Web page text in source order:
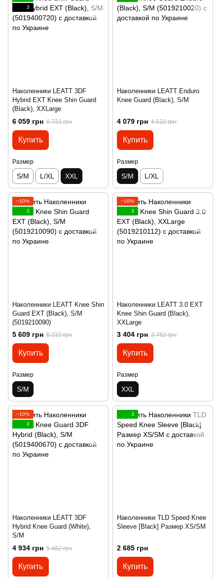
3
Наколенники LEATT 3DF
Hybrid EXT Knee Shin Guard
(Black), XXLarge
6 059 грн 6 732 грн
Купить
Размер
S/M L/XL XXL
Наколенники LEATT Enduro
Knee Guard (Black), S/M
4 079 грн 4 532 грн
Купить
Размер
S/M L/XL
−10%
3
Наколенники LEATT Knee Shin
Guard EXT (Black), S/M
(5019210090)
5 609 грн 6 232 грн
Купить
Размер
S/M
−10%
3
Наколенники LEATT 3.0 EXT
Knee Shin Guard (Black),
XXLarge
3 404 грн 3 782 грн
Купить
Размер
XXL
−10%
3
Наколенники LEATT 3DF
Hybrid Knee Guard (White),
S/M
4 934 грн 5 482 грн
Купить
3
Наколенники TLD Speed Knee
Sleeve [Black] Размер XS/SM
2 685 грн
Купить